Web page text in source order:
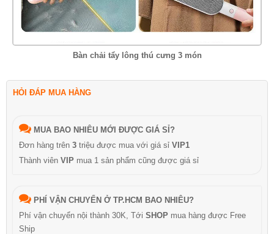
Bàn chải tẩy lông thú cưng 3 món
HỎI ĐÁP MUA HÀNG
MUA BAO NHIÊU MỚI ĐƯỢC GIÁ SỈ?
Đơn hàng trên 3 triệu được mua với giá sỉ VIP1
Thành viên VIP mua 1 sản phẩm cũng được giá sỉ
PHÍ VẬN CHUYỂN Ở TP.HCM BAO NHIÊU?
Phí vận chuyển nội thành 30K, Tới SHOP mua hàng được Free
Ship